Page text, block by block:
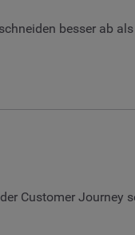
besser ab
Customer Journey